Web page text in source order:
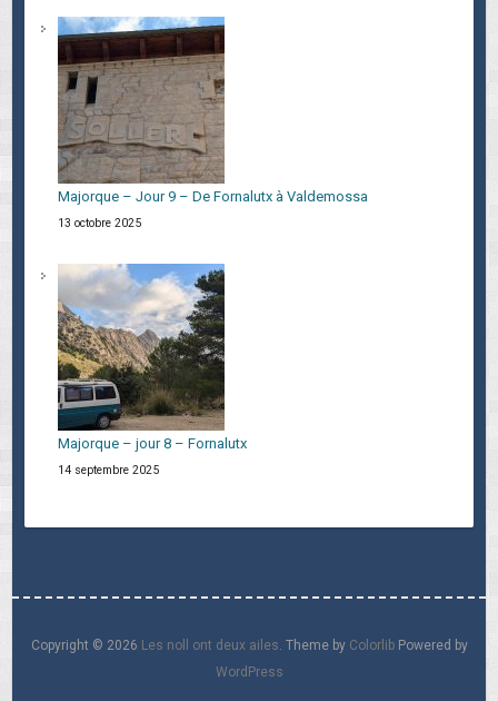
Majorque – Jour 9 – De Fornalutx à Valdemossa
13 octobre 2025
Majorque – jour 8 – Fornalutx
14 septembre 2025
Copyright © 2026 Les noll ont deux ailes. Theme by ColorlibPowered by
WordPress